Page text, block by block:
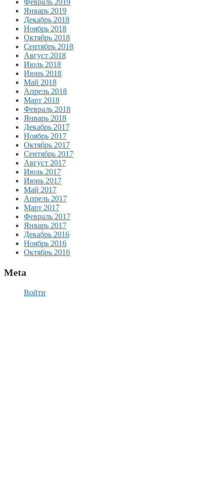
Февраль 2019
Январь 2019
Декабрь 2018
Ноябрь 2018
Октябрь 2018
Сентябрь 2018
Август 2018
Июль 2018
Июнь 2018
Май 2018
Апрель 2018
Март 2018
Февраль 2018
Январь 2018
Декабрь 2017
Ноябрь 2017
Октябрь 2017
Сентябрь 2017
Август 2017
Июль 2017
Июнь 2017
Май 2017
Апрель 2017
Март 2017
Февраль 2017
Январь 2017
Декабрь 2016
Ноябрь 2016
Октябрь 2016
Meta
Войти